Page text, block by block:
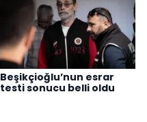
Beşikçioğlu’nun esrar
testi sonucu belli oldu